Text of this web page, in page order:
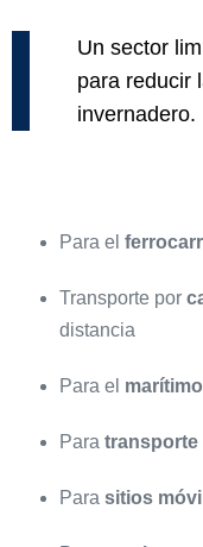
Un sector
para reducir
invernadero.
Para el
Transporte por
distancia
Para el marítimo
Para transporte
Para sitios